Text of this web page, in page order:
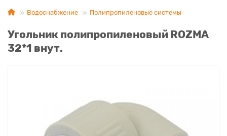
Водоснабжение Полипропиленовые системы
Угольник полипропиленовый ROZMA
32*1 внут.